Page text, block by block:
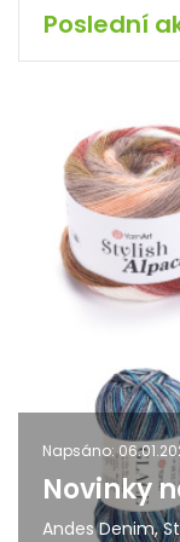
Poslední
Napsáno:
Novinky
Andes Denim,